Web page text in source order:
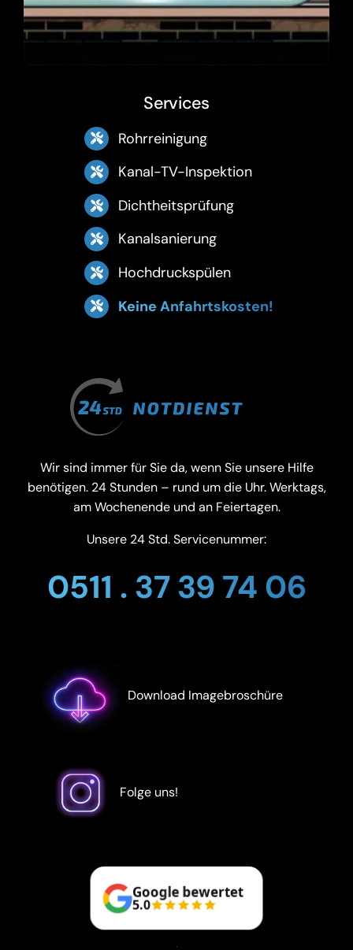
Services
Rohrreinigung
Kanal-TV-Inspektion
Dichtheitsprüfung
Kanalsanierung
Hochdruckspülen
Keine Anfahrtskosten!
Wir sind immer für Sie da, wenn Sie unsere Hilfe
benötigen. 24 Stunden – rund um die Uhr. Werktags,
am Wochenende und an Feiertagen.
Unsere 24 Std. Servicenummer:
0511 . 37 39 74 06
Download Imagebroschüre
Folge uns!
Google bewertet
5.0